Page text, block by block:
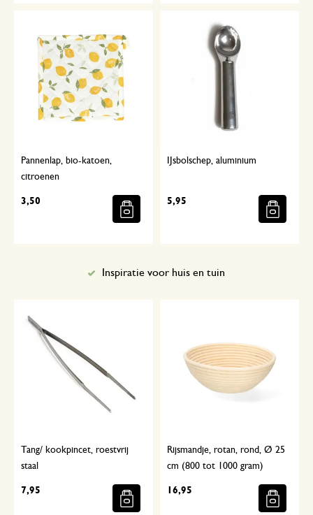
Pannenlap, bio-katoen,
citroenen
3,50
IJsbolschep, aluminium
5,95
Tang/ kookpincet, roestvrij
staal
7,95
Rijsmandje, rotan, rond, Ø 25
cm (800 tot 1000 gram)
16,95
Inspiratie voor huis en tuin